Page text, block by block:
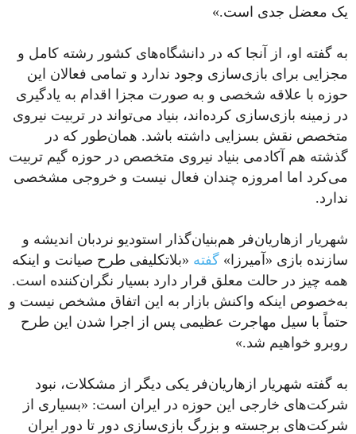
یک معضل جدی است.»
به گفته او، از آنجا که در دانشگاه‌های کشور رشته کامل و
مجزایی برای بازی‌سازی وجود ندارد و تمامی فعالان این
حوزه با علاقه شخصی و به‌ صورت مجزا اقدام به یادگیری
در زمینه بازی‌سازی کرده‌اند، بنیاد می‌تواند در تربیت نیروی
متخصص نقش بسزایی داشته باشد. همان‌طور که در
گذشته هم آکادمی بنیاد نیروی متخصص در حوزه گیم تربیت
می‌کرد اما امروزه چندان فعال نیست و خروجی مشخصی
ندارد.
شهریار ازهاریان‌فر هم‌بنیان‌گذار استودیو نردبان اندیشه و
سازنده بازی «آمیرزا» گفته «بلاتکلیفی طرح صیانت و اینکه
همه چیز در حالت معلق قرار دارد بسیار نگران‌کننده است.
به‌‌خصوص اینکه واکنش بازار به این اتفاق مشخص نیست و
حتماً با سیل مهاجرت عظیمی پس از اجرا شدن این طرح
روبرو خواهیم شد.»
به گفته شهریار ازهاریان‌فر یکی دیگر از مشکلات، نبود
شرکت‌های خارجی این حوزه در ایران است: «بسیاری از
شرکت‌های برجسته و بزرگ بازی‌سازی دور تا دور ایران